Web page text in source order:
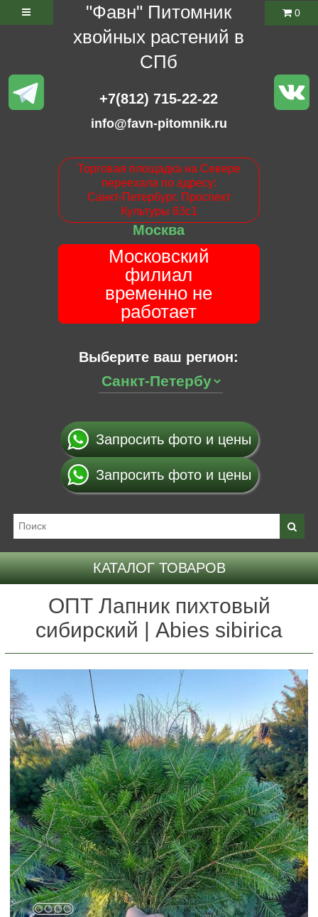
"Фавн" Питомник
хвойных растений в
СПб
+7(812) 715-22-22
info@favn-pitomnik.ru
Торговая площадка на Севере
переехала по адресу:
Санкт-Петербург. Проспект
Культуры 63с1
Москва
Московский
филиал
временно не
работает
Выберите ваш регион:
0
Запросить фото и цены
Запросить фото и цены
КАТАЛОГ ТОВАРОВ
ОПТ Лапник пихтовый
сибирский | Abies sibirica